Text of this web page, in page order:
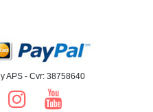
APS - Cvr: 38758640